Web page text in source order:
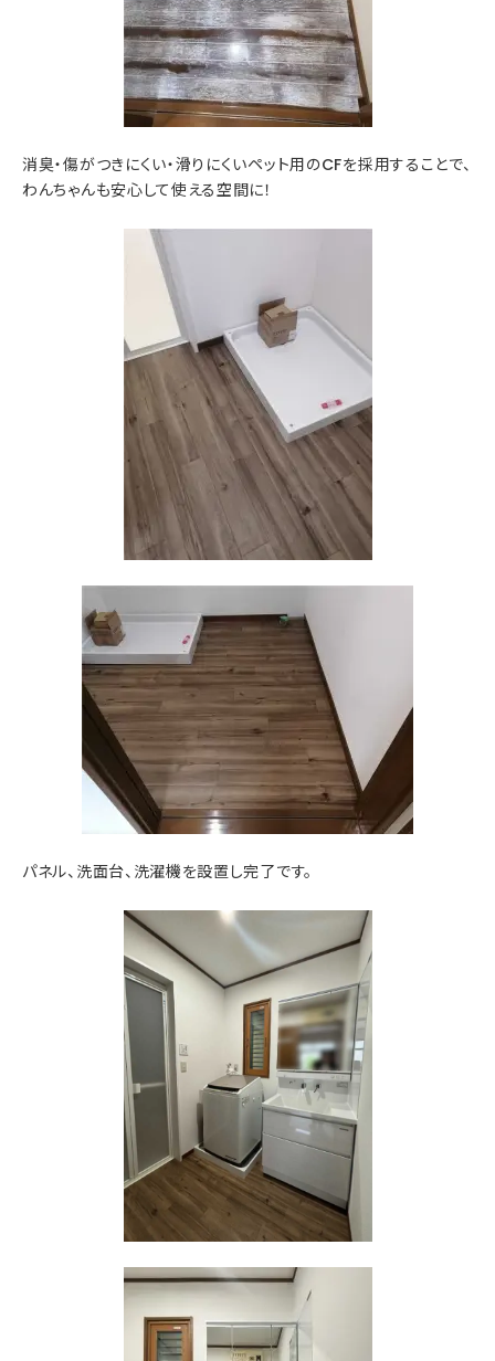
消臭・傷がつきにくい・滑りにくいペット用のCFを採用することで、
わんちゃんも安心して使える空間に！
パネル、洗面台、洗濯機を設置し完了です。